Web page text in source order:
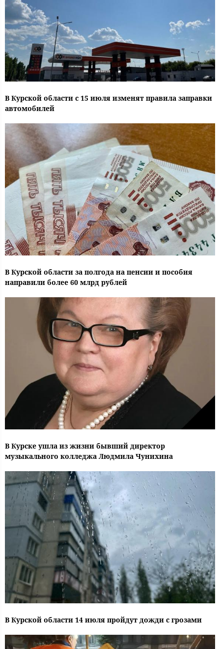
В Курской области с 15 июля изменят правила заправки
автомобилей
В Курской области за полгода на пенсии и пособия
направили более 60 млрд рублей
В Курске ушла из жизни бывший директор
музыкального колледжа Людмила Чунихина
В Курской области 14 июля пройдут дожди с грозами